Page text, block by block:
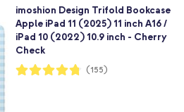
imoshion Design Trifold Bookcase
Apple iPad 11 (2025) 11 inch A16 /
iPad 10 (2022) 10.9 inch - Cherry
Check
Waardering:
95%
(155)